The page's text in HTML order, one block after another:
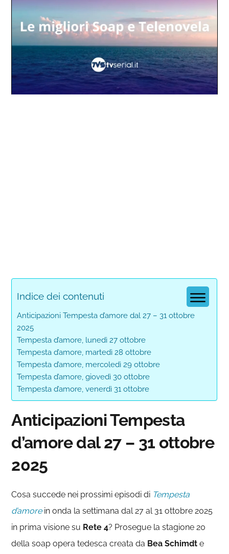
0%
0%
Indice dei contenuti
Anticipazioni Tempesta d’amore dal 27 – 31 ottobre
2025
Tempesta d’amore, lunedì 27 ottobre
Tempesta d’amore, martedì 28 ottobre
Tempesta d’amore, mercoledì 29 ottobre
Tempesta d’amore, giovedì 30 ottobre
Tempesta d’amore, venerdì 31 ottobre
Anticipazioni Tempesta
d’amore dal 27 – 31 ottobre
2025
Cosa succede nei prossimi episodi di Tempesta
d’amore in onda la settimana dal 27 al 31 ottobre 2025
in prima visione su Rete 4? Prosegue la stagione 20
della soap opera tedesca creata da Bea Schimdt e